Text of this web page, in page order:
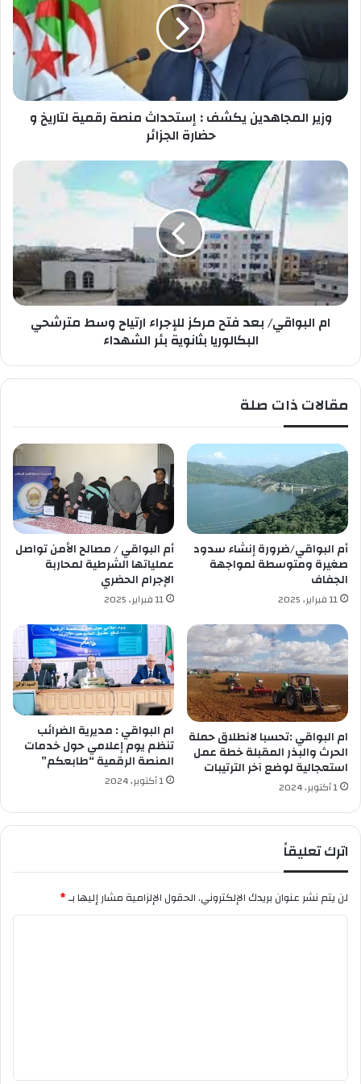
خ
ص
م
ا
ن
ي
ك
ش
:
إ
س
ت
ث
ن
ص
ر
ق
م
ي
ة
ل
ت
ا
ر
ي
خ
و
ح
ض
ا
ر
ة
ا
ل
ج
ز
ا
ئ
ر
وزير المجاهدين يكشف : إستحداث منصة رقمية لتاريخ و
حضارة الجزائر
ا
م
ا
و
ا
ق
ي
د
ت
ح
ر
ك
ز
ل
ل
إ
ج
ر
ا
ء
ا
ر
ت
ي
ا
ح
س
ط
م
ت
ر
ش
ح
ل
ب
ام البواقي/ بعد فتح مركز للإجراء ارتياح وسط مترشحي
البكالوريا بثانوية بئر الشهداء
مقالات ذات صلة
أم البواقي/ضرورة إنشاء سدود
صغيرة ومتوسطة لمواجهة
الجفاف
11 فبراير، 2025
أم البواقي / مصالح الأمن تواصل
عملياتها الشرطية لمحاربة
الإجرام الحضري
11 فبراير، 2025
ام البواقي :تحسبا لانطلاق حملة
الحرث والبذر المقبلة خطة عمل
استعجالية لوضع آخر الترتيبات
1 أكتوبر، 2024
ام البواقي : مديرية الضرائب
تنظم يوم إعلامي حول خدمات
المنصة الرقمية “طابعكم”
1 أكتوبر، 2024
اترك تعليقاً
لن يتم نشر عنوان بريدك الإلكتروني.الحقول الإلزامية مشار إليها بـ*